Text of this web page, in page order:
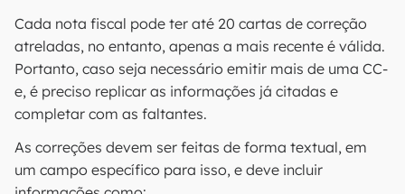
Cada nota fiscal pode ter até 20 cartas de correção
atreladas, no entanto, apenas a mais recente é válida.
Portanto, caso seja necessário emitir mais de uma CC-
e, é preciso replicar as informações já citadas e
completar com as faltantes.
As correções devem ser feitas de forma textual, em
um campo específico para isso, e deve incluir